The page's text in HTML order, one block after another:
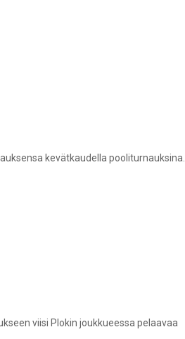
kevätkaudella pooliturnauksina.
viisi Plokin joukkueessa pelaavaa